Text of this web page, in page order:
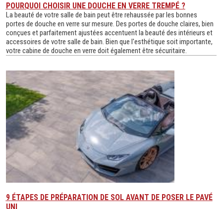
POURQUOI CHOISIR UNE DOUCHE EN VERRE TREMPÉ ?
La beauté de votre salle de bain peut être rehaussée par les bonnes
portes de douche en verre sur mesure. Des portes de douche claires, bien
conçues et parfaitement ajustées accentuent la beauté des intérieurs et
accessoires de votre salle de bain. Bien que l'esthétique soit importante,
votre cabine de douche en verre doit également être sécuritaire.
9 ÉTAPES DE PRÉPARATION DE SOL AVANT DE POSER LE PAVÉ
UNI